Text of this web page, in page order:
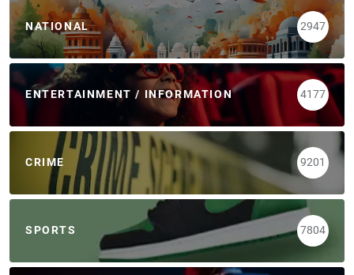
NATIONAL 2947
ENTERTAINMENT / INFORMATION 4177
CRIME 9201
SPORTS 7804